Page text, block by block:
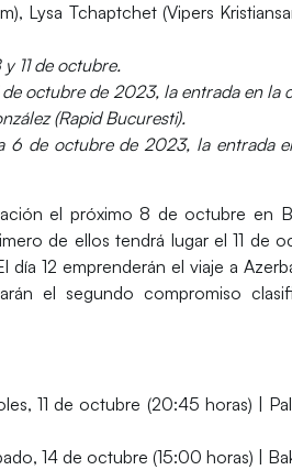
Lysa Tchaptchet (Vipers
11 de octubre.
octubre de 2023, la entrada en la
(Rapid Bucuresti).
6 de octubre de 2023, la entrada
el próximo 8 de octubre en
de ellos tendrá lugar el11 de
día 12 emprenderán el viaje a
el segundo compromiso
11 de octubre (20:45 horas) |
14 de octubre (15:00 horas) |